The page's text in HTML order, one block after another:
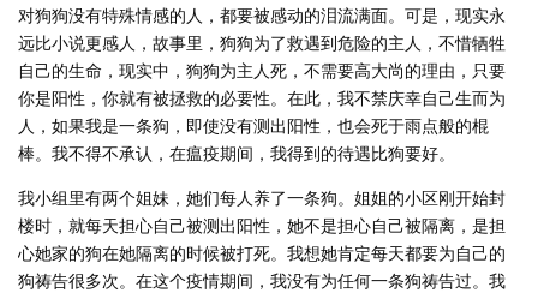
对狗狗没有特殊情感的人，都要被感动的泪流满面。可是，现实永
远比小说更感人，故事里，狗狗为了救遇到危险的主人，不惜牺牲
自己的生命，现实中，狗狗为主人死，不需要高大尚的理由，只要
你是阳性，你就有被拯救的必要性。在此，我不禁庆幸自己生而为
人，如果我是一条狗，即使没有测出阳性，也会死于雨点般的棍
棒。我不得不承认，在瘟疫期间，我得到的待遇比狗要好。
我小组里有两个姐妹，她们每人养了一条狗。姐姐的小区刚开始封
楼时，就每天担心自己被测出阳性，她不是担心自己被隔离，是担
心她家的狗在她隔离的时候被打死。我想她肯定每天都要为自己的
狗祷告很多次。在这个疫情期间，我没有为任何一条狗祷告过。我